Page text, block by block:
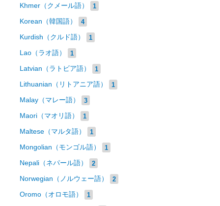
Khmer（クメール語） 1
Korean（韓国語） 4
Kurdish（クルド語） 1
Lao（ラオ語） 1
Latvian（ラトビア語） 1
Lithuanian（リトアニア語） 1
Malay（マレー語） 3
Maori（マオリ語） 1
Maltese（マルタ語） 1
Mongolian（モンゴル語） 1
Nepali（ネパール語） 2
Norwegian（ノルウェー語） 2
Oromo（オロモ語） 1